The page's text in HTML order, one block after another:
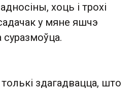
хоць і трохі
у мяне яшчэ
суразмоўца.
здагадвацца, што